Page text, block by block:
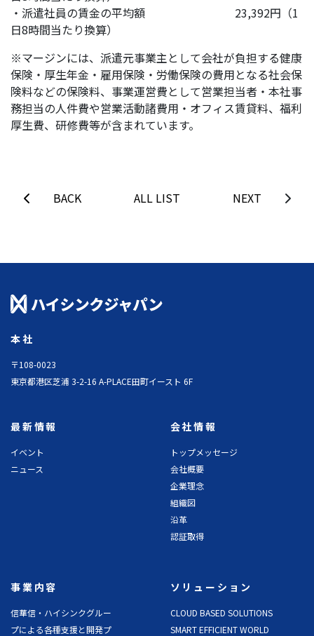
・派遣社員の賃金の平均額 23,392円（1
日8時間当たり換算）
※マージンには、派遣元事業主として会社が負担する健康
保険・厚生年金・雇用保険・労働保険の費用となる社会保
険料などの保険料、事業運営費として営業担当者・本社事
務担当の人件費や営業活動諸費用・オフィス賃貸料、福利
厚生費、研修費等が含まれています。
BACK ALL LIST NEXT
本社
〒108-0023
東京都港区芝浦 3-2-16 A-PLACE田町イースト 6F
最新情報
イベント
ニュース
会社情報
トップメッセージ
会社概要
企業理念
組織図
沿革
認証取得
事業内容
信華信・ハイシンクグルー
プによる各種支援と開発プ
ソリューション
CLOUD BASED SOLUTIONS
SMART EFFICIENT WORLD